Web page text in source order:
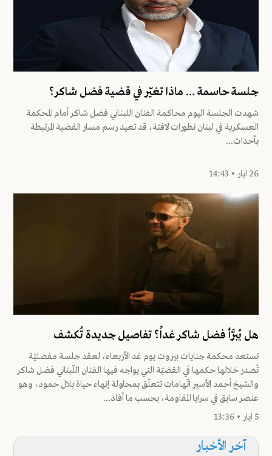
جلسة حاسمة … ماذا تغيّر في قضية فضل شاكر؟
شهدت الجلسة اليوم محاكمة الفنان اللبناني فضل شاكر أمام المحكمة
العسكرية في لبنان تطورات لافتة، قد تعيد رسم مسار القضية المرتبطة
بأحداث...
26 ايار • 14:43
هل يُبرَّأ فضل شاكر غداً؟ تفاصيل جديدة تُكشف
تستعد محكمة جنايات بيروت يوم غد الأربعاء، لعقد جلسة مفصليّة
تُصدر خلالها حكمها في القضيّة التي يواجه فيها الفنان اللّبناني فضل شاكر
والشيخ أحمد الأسير اتّهامات تتعلّق بمحاولة إنهاء حياة بلال حمود، وهو
عنصر سابق في سرايا المقاومة، بحسب ما أفاد...
5 ايار • 13:36
آخر الأخبار